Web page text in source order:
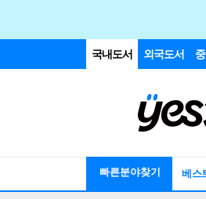
국내도서 외국도서
빠른분야찾기 베스